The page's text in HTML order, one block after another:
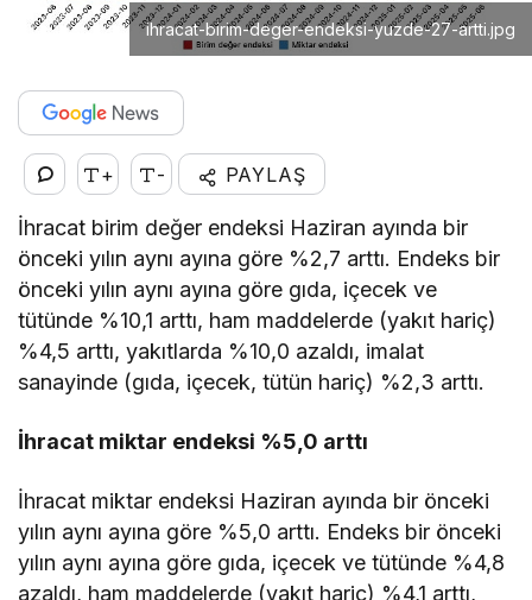
ihracat-birim-deger-endeksi-yuzde-27-artti.jpg
+ - PAYLAŞ
İhracat birim değer endeksi Haziran ayında bir
önceki yılın aynı ayına göre %2,7 arttı. Endeks bir
önceki yılın aynı ayına göre gıda, içecek ve
tütünde %10,1 arttı, ham maddelerde (yakıt hariç)
%4,5 arttı, yakıtlarda %10,0 azaldı, imalat
sanayinde (gıda, içecek, tütün hariç) %2,3 arttı.
İhracat miktar endeksi %5,0 arttı
İhracat miktar endeksi Haziran ayında bir önceki
yılın aynı ayına göre %5,0 arttı. Endeks bir önceki
yılın aynı ayına göre gıda, içecek ve tütünde %4,8
azaldı, ham maddelerde (yakıt hariç) %4,1 arttı,